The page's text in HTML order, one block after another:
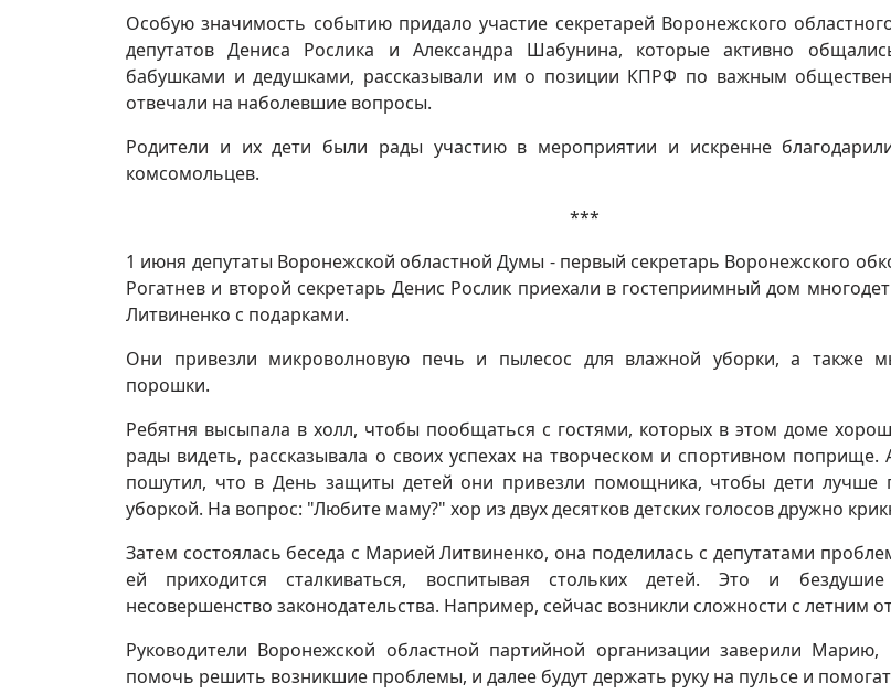
Особую значимость событию придало участие секретарей Воронежского
депутатов Дениса Рослика и Александра Шабунина, которые активно
бабушками и дедушками, рассказывали им о позиции КПРФ по важным
отвечали на наболевшие вопросы.
Родители и их дети были рады участию в мероприятии и искренне
комсомольцев.
***
1 июня депутаты Воронежской областной Думы - первый секретарь Воронежского
Рогатнев и второй секретарь Денис Рослик приехали в гостеприимный дом
Литвиненко с подарками.
Они привезли микроволновую печь и пылесос для влажной уборки, а также
порошки.
Ребятня высыпала в холл, чтобы пообщаться с гостями, которых в этом доме
рады видеть, рассказывала о своих успехах на творческом и спортивном поприще.
пошутил, что в День защиты детей они привезли помощника, чтобы дети лучше
уборкой. На вопрос: "Любите маму?" хор из двух десятков детских голосов дружно
Затем состоялась беседа с Марией Литвиненко, она поделилась с депутатами
ей приходится сталкиваться, воспитывая стольких детей. Это и
несовершенство законодательства. Например, сейчас возникли сложности с летним
Руководители Воронежской областной партийной организации заверили Марию,
помочь решить возникшие проблемы, и далее будут держать руку на пульсе и